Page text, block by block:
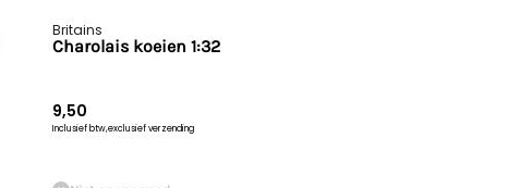
Britains
Charolais koeien 1:32
9,50
Inclusief btw,exclusief verzending